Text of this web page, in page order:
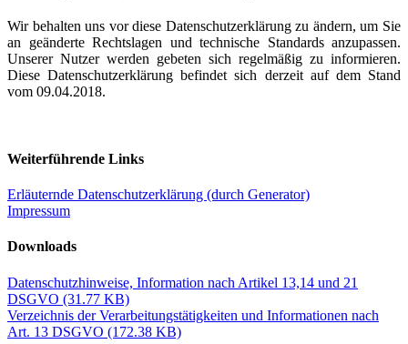
Wir behalten uns vor diese Datenschutzerklärung zu ändern, um Sie
an geänderte Rechtslagen und technische Standards anzupassen.
Unserer Nutzer werden gebeten sich regelmäßig zu informieren.
Diese Datenschutzerklärung befindet sich derzeit auf dem Stand
vom 09.04.2018.
Weiterführende Links
Erläuternde Datenschutzerklärung (durch Generator)
Impressum
Downloads
Datenschutzhinweise, Information nach Artikel 13,14 und 21
DSGVO (31.77 KB)
Verzeichnis der Verarbeitungstätigkeiten und Informationen nach
Art. 13 DSGVO (172.38 KB)